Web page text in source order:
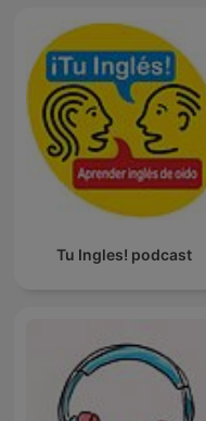
Tu Ingles! podcast